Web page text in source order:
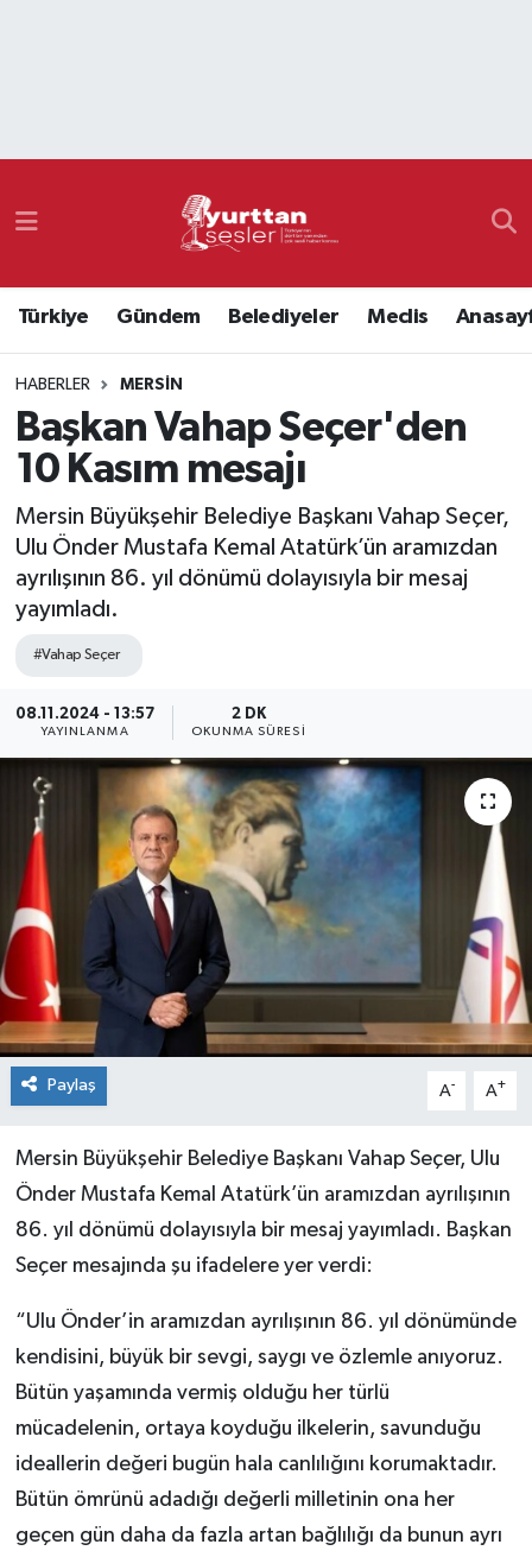
Türkiye Gündem Belediyeler Meclis
HABERLER MERSIN
Başkan Vahap Seçer'den
10 Kasım mesajı
Mersin Büyükşehir Belediye Başkanı Vahap Seçer,
Ulu Önder Mustafa Kemal Atatürk’ün aramızdan
ayrılışının 86. yıl dönümü dolayısıyla bir mesaj
yayımladı.
#Vahap Seçer
08.11.2024 - 13:57
YAYINLANMA
2 DK
OKUNMA SÜRESI
Paylaş A- A+
Mersin Büyükşehir Belediye Başkanı Vahap Seçer, Ulu
Önder Mustafa Kemal Atatürk’ün aramızdan ayrılışının
86. yıl dönümü dolayısıyla bir mesaj yayımladı. Başkan
Seçer mesajında şu ifadelere yer verdi:
“Ulu Önder’in aramızdan ayrılışının 86. yıl dönümünde
kendisini, büyük bir sevgi, saygı ve özlemle anıyoruz.
Bütün yaşamında vermiş olduğu her türlü
mücadelenin, ortaya koyduğu ilkelerin, savunduğu
ideallerin değeri bugün hala canlılığını korumaktadır.
Bütün ömrünü adadığı değerli milletinin ona her
geçen gün daha da fazla artan bağlılığı da bunun ayrı
Namaz Vakitleri
Süper Lig Puan Durumu ve Fikstür
Tüm Manşetler
Son Dakika Haberleri
Haber Arşivi